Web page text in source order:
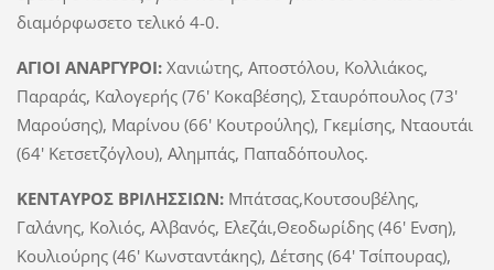
διαμόρφωσετο τελικό 4-0.
ΑΓΙΟΙ ΑΝΑΡΓΥΡΟΙ: Χανιώτης, Αποστόλου, Κολλιάκος,
Παραράς, Καλογερής (76' Κοκαβέσης), Σταυρόπουλος (73'
Μαρούσης), Μαρίνου (66' Κουτρούλης), Γκεμίσης, Νταουτάι
(64' Κετσετζόγλου), Αλημπάς, Παπαδόπουλος.
ΚΕΝΤΑΥΡΟΣ ΒΡΙΛΗΣΣΙΩΝ: Μπάτσας,Κουτσουβέλης,
Γαλάνης, Κολιός, Αλβανός, Ελεζάι,Θεοδωρίδης (46' Ενση),
Κουλιούρης (46' Κωνσταντάκης), Δέτσης (64' Τσίπουρας),